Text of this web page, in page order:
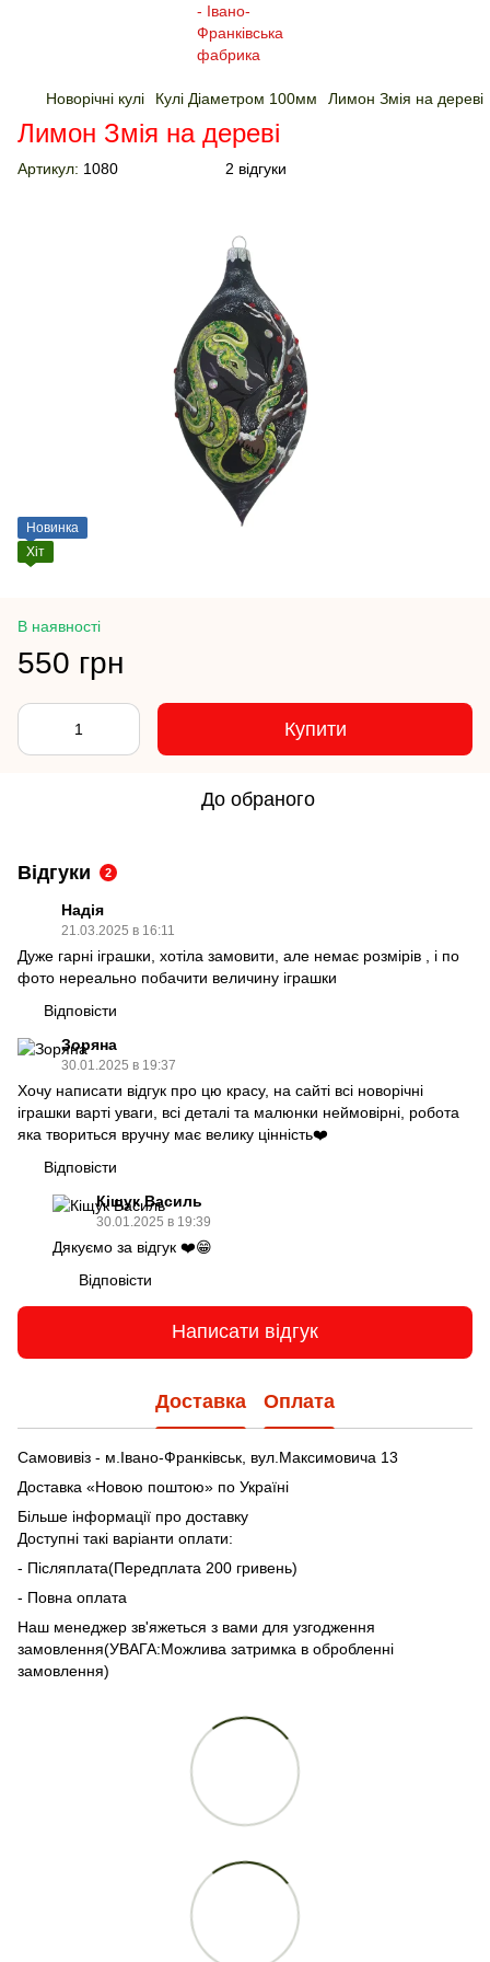
Новорічні кулі Кулі Діаметром 100мм Лимон Змія на дереві
Лимон Змія на дереві
Артикул: 1080 2 відгуки
Новинка
Хіт
В наявності
550 грн
Купити
До обраного
Відгуки 2
Надія
21.03.2025 в 16:11
Дуже гарні іграшки, хотіла замовити, але немає розмірів , і по
фото нереально побачити величину іграшки
Відповісти
Зоряна
30.01.2025 в 19:37
Хочу написати відгук про цю красу, на сайті всі новорічні
іграшки варті уваги, всі деталі та малюнки неймовірні, робота
яка твориться вручну має велику цінність❤️
Відповісти
Кіщук Василь
30.01.2025 в 19:39
Дякуємо за відгук ❤️😁
Відповісти
Написати відгук
Доставка Оплата
Самовивіз - м.Івано-Франківськ, вул.Максимовича 13
Доставка «Новою поштою» по Україні
Більше інформації про доставку
Доступні такі варіанти оплати:
- Післяплата(Передплата 200 гривень)
- Повна оплата
Наш менеджер зв'яжеться з вами для узгодження
замовлення(УВАГА:Можлива затримка в обробленні
замовлення)